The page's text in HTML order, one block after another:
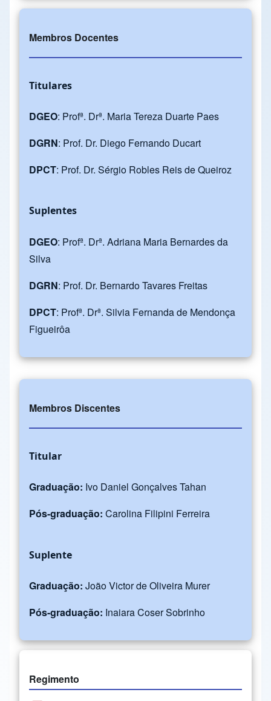
Membros Docentes
Titulares
DGEO: Profª. Drª. Maria Tereza Duarte Paes
DGRN: Prof. Dr. Diego Fernando Ducart
DPCT: Prof. Dr. Sérgio Robles Reis de Queiroz
Suplentes
DGEO: Profª. Drª. Adriana Maria Bernardes da
Silva
DGRN: Prof. Dr. Bernardo Tavares Freitas
DPCT: Profª. Drª. Silvia Fernanda de Mendonça
Figueirôa
Membros Discentes
Titular
Graduação: Ivo Daniel Gonçalves Tahan
Pós-graduação: Carolina Filipini Ferreira
Suplente
Graduação: João Victor de Oliveira Murer
Pós-graduação: Inaiara Coser Sobrinho
Regimento